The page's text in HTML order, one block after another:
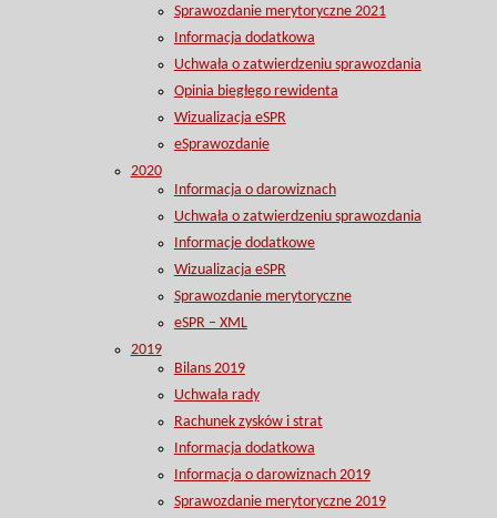
Sprawozdanie merytoryczne 2021
Informacja dodatkowa
Uchwała o zatwierdzeniu sprawozdania
Opinia biegłego rewidenta
Wizualizacja eSPR
eSprawozdanie
2020
Informacja o darowiznach
Uchwała o zatwierdzeniu sprawozdania
Informacje dodatkowe
Wizualizacja eSPR
Sprawozdanie merytoryczne
eSPR – XML
2019
Bilans 2019
Uchwała rady
Rachunek zysków i strat
Informacja dodatkowa
Informacja o darowiznach 2019
Sprawozdanie merytoryczne 2019